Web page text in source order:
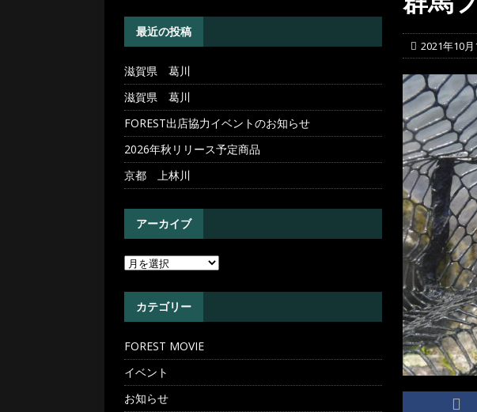
[ 2026年4月30日 ] 滋賀県 葛川 投稿レポート
2021年10月
最近の投稿
滋賀県 葛川
滋賀県 葛川
FOREST出店協力イベントのお知らせ
2026年秋リリース予定商品
京都 上林川
アーカイブ
カテゴリー
FOREST MOVIE
イベント
お知らせ